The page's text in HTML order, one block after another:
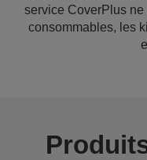
service CoverPlus
consommables, les